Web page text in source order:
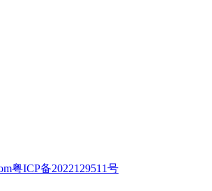
粤ICP备2022129511号